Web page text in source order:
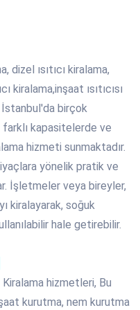
dizel ısıtıcı kiralama,
kiralama,inşaat ısıtıcısı
birçok
kapasitelerde ve
hizmeti sunmaktadır.
yönelik pratik ve
İşletmeler veya bireyler,
kiralayarak, soğuk
hale getirebilir.
Kiralama hizmetleri, Bu
kurutma, nem kurutma